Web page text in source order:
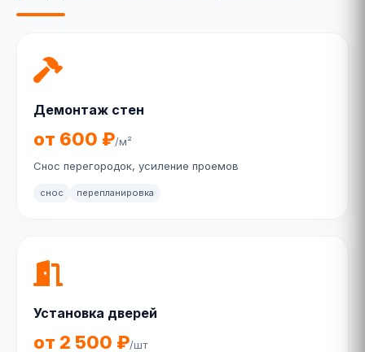
Демонтаж стен
от 600 ₽/м²
Снос перегородок, усиление проемов
снос перепланировка
Установка дверей
от 2 500 ₽/шт